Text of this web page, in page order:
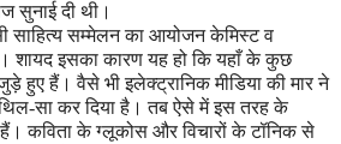
सुनाई दी थी।
साहित्य सम्मेलन का आयोजन केमिस्ट व
शायद इसका कारण यह हो कि यहाँ के कुछ
हुए हैं। वैसे भी इलेक्ट्रानिक मीडिया की मार ने
सा कर दिया है। तब ऐसे में इस तरह के
कविता के ग्लूकोस और विचारों के टॉनिक से